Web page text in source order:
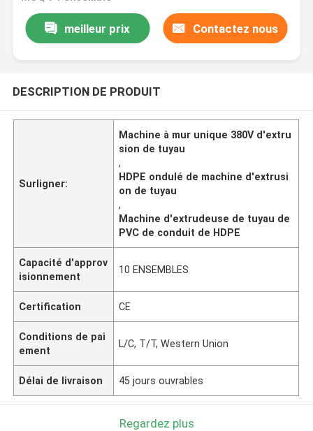
meilleur prix Contactez nous
DESCRIPTION DE PRODUIT
Surligner:
Machine à mur unique 380V d'extru
sion de tuyau
,
HDPE ondulé de machine d'extrusi
on de tuyau
,
Machine d'extrudeuse de tuyau de
PVC de conduit de HDPE
Capacité d'approv
isionnement
10 ENSEMBLES
Certification CE
Conditions de pai
ement
L/C, T/T, Western Union
Délai de livraison 45 jours ouvrables
Regardez plus